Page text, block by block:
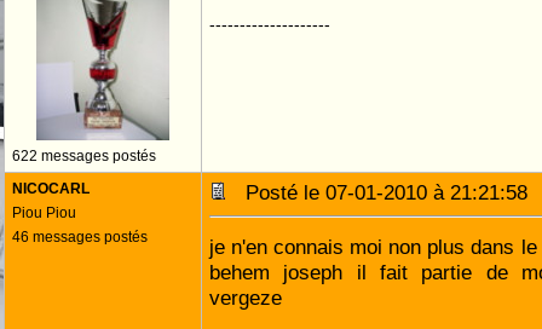
622 messages postés
--------------------
NICOCARL
Piou Piou
46 messages postés
Posté le 07-01-2010 à
je n'en connais moi non plus dans
behem joseph il fait partie de
vergeze